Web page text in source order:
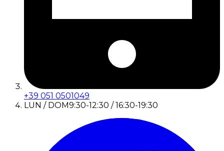
+39 051 0501049
LUN / DOM9:30-12:30 / 16:30-19:30